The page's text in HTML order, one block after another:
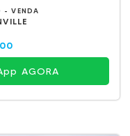
- VENDA
AGORA